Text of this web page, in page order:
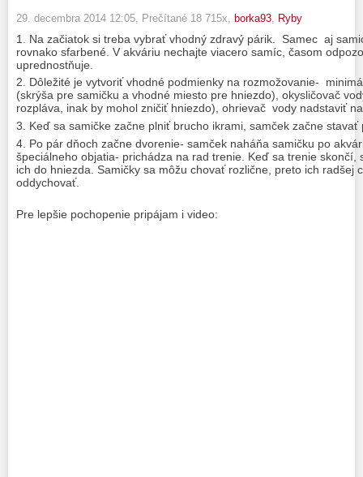
29. decembra 2014 12:05 , Prečítané 18 715x, borka93 Ryby
Na začiatok si treba vybrať vhodný zdravý párik. Samec aj
rovnako sfarbené. V akváriu nechajte viacero samíc, časom
uprednostňuje.
Dôležité je vytvoriť vhodné podmienky na rozmožovanie-
(skrýša pre samičku a vhodné miesto pre hniezdo), okysličovač
rozpláva, inak by mohol zničiť hniezdo), ohrievač vody nadstaviť
Keď sa samičke začne plniť brucho ikrami, samček začne stavať
Po pár dňoch začne dvorenie- samček naháňa samičku po
špeciálneho objatia- prichádza na rad trenie. Keď sa trenie skončí,
ich do hniezda. Samičky sa môžu chovať rozlične, preto ich radšej
oddychovať.
Pre lepšie pochopenie pripájam i video: